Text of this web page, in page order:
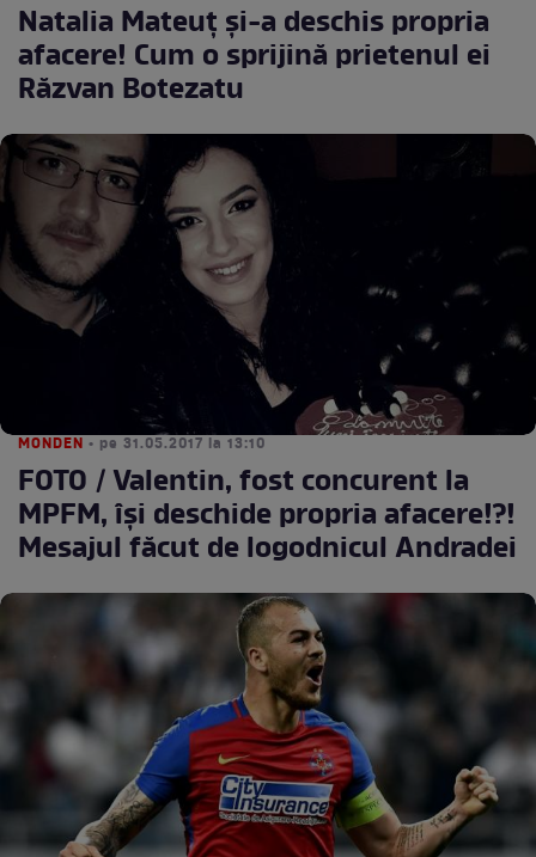
Natalia Mateuţ şi-a deschis propria
afacere! Cum o sprijină prietenul ei
Răzvan Botezatu
MONDEN • pe 31.05.2017 la 13:10
FOTO / Valentin, fost concurent la
MPFM, îşi deschide propria afacere!?!
Mesajul făcut de logodnicul Andradei